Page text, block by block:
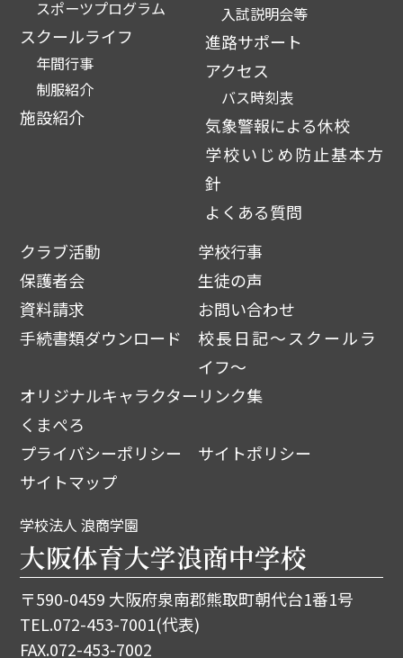
スポーツプログラム
スクールライフ
年間行事
制服紹介
施設紹介
入試説明会等
進路サポート
アクセス
バス時刻表
気象警報による休校
学校いじめ防止基本方
針
よくある質問
クラブ活動
学校行事
保護者会
生徒の声
資料請求
お問い合わせ
手続書類ダウンロード
校長日記～スクールラ
イフ～
オリジナルキャラクター
くまぺろ
リンク集
プライバシーポリシー
サイトポリシー
サイトマップ
学校法人 浪商学園
大阪体育大学浪商中学校
〒590-0459 大阪府泉南郡熊取町朝代台1番1号
TEL.072-453-7001(代表)
FAX.072-453-7002